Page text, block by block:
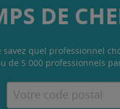
DE
quel professionnel
de 5 000 professionnels